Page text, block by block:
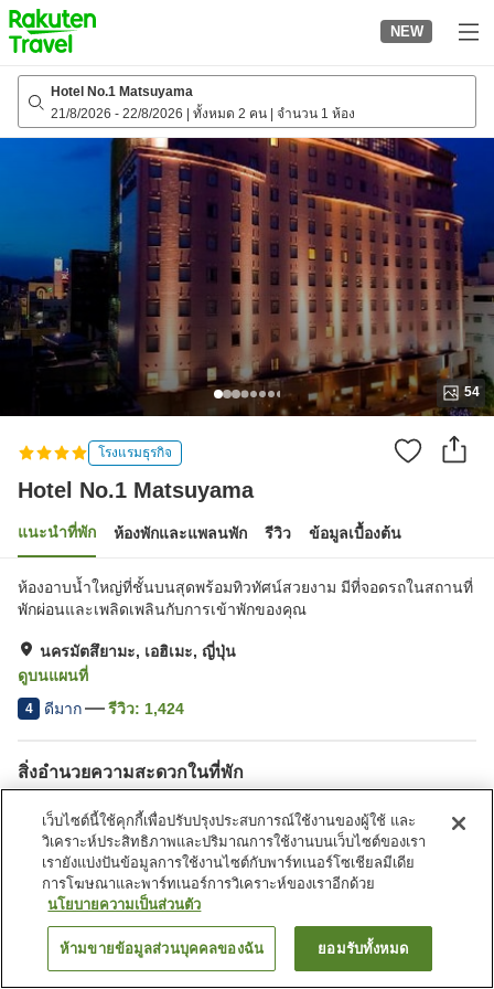
to
top
page
NEW
Hotel No.1 Matsuyama
21/8/2026 - 22/8/2026 ทั้งหมด 2 คน จำนวน 1 ห้อง
54
โรงแรมธุรกิจ
Hotel No.1 Matsuyama
แนะนำที่พัก ห้องพักและแพลนพัก รีวิว ข้อมูลเบื้องต้น
ห้องอาบน้ำใหญ่ที่ชั้นบนสุดพร้อมทิวทัศน์สวยงาม มีที่จอดรถในสถานที่
พักผ่อนและเพลิดเพลินกับการเข้าพักของคุณ
นครมัตสึยามะ, เอฮิเมะ, ญี่ปุ่น
ดูบนแผนที่
4 ดีมาก รีวิว: 1,424
สิ่งอำนวยความสะดวกในที่พัก
สปา/บิวตี้ซาลอน
ร้านอาหาร
หน้าแรก ญี่ปุ่น เอฮิเมะ นครมัตสึยามะ Hotel No.1 Matsuyama
ค้นหาห้องพัก
เว็บไซต์นี้ใช้คุกกี้เพื่อปรับปรุงประสบการณ์ใช้งานของผู้ใช้ และ
วิเคราะห์ประสิทธิภาพและปริมาณการใช้งานบนเว็บไซต์ของเรา
เรายังแบ่งปันข้อมูลการใช้งานไซต์กับพาร์ทเนอร์โซเชียลมีเดีย
การโฆษณาและพาร์ทเนอร์การวิเคราะห์ของเราอีกด้วย
นโยบายความเป็นส่วนตัว
ห้ามขายข้อมูลส่วนบุคคลของฉัน ยอมรับทั้งหมด